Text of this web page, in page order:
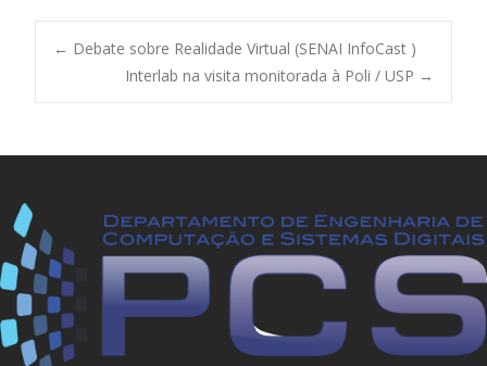
Post
← Debate sobre Realidade Virtual (SENAI InfoCast )
Interlab na visita monitorada à Poli / USP →